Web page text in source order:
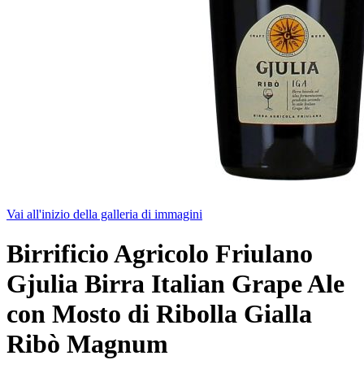
Vai all'inizio della galleria di immagini
Birrificio Agricolo Friulano
Gjulia Birra Italian Grape Ale
con Mosto di Ribolla Gialla
Ribò Magnum